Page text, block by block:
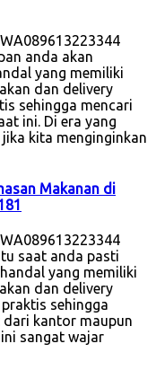
anda akan
yang memiliki
dan delivery
sehingga mencari
ini. Di era yang
kita menginginkan
Makanan di
saat anda pasti
yang memiliki
dan delivery
sehingga
dari kantor maupun
sangat wajar